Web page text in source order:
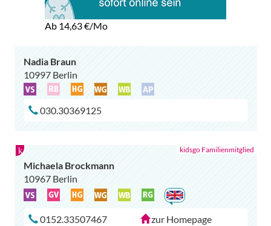
Ab 14,63€/Mo
Nadia Braun
10997 Berlin
030.30369125
Michaela Brockmann
10967 Berlin
0152.33507467 zur Homepage